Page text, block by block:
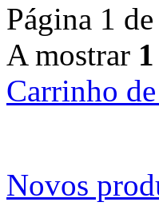
Página 1 de
A mostrar 1
Carrinho
Novos